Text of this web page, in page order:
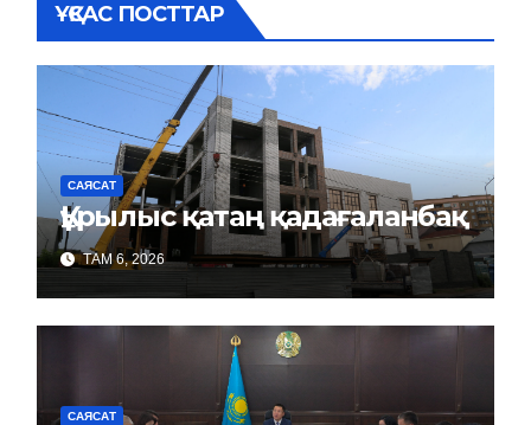
ҰҚСАС ПОСТТАР
САЯСАТ
Құрылыс қатаң қадағаланбақ
ТАМ 6, 2026
САЯСАТ